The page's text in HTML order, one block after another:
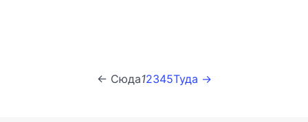
← Сюда12345Туда →